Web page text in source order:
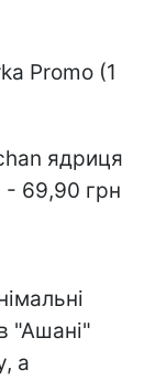
Promo (1
ядриця
- 69,90 грн
"Ашані"
а